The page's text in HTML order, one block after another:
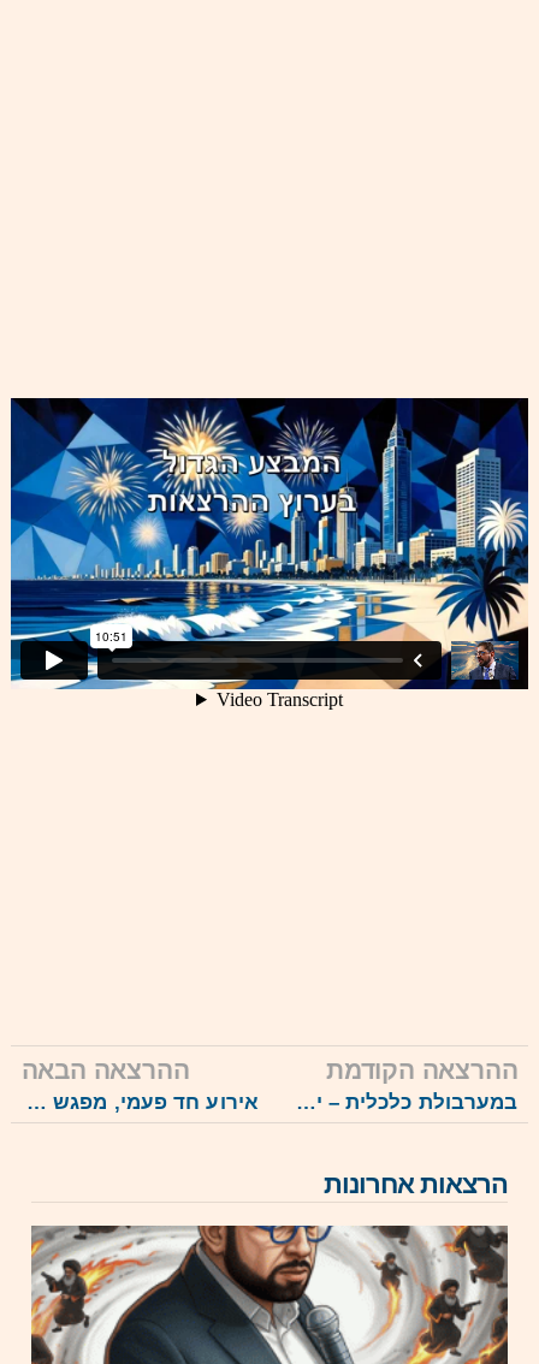
ההרצאה הקודמת
במערבולת כלכלית – ישראל, העולם, והכסף שלך, 3.2.26
ההרצאה הבאה
אירוע חד פעמי, מפגש בונוס – השאלות שלכם, 25.3.26
הרצאות אחרונות